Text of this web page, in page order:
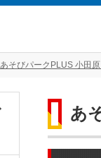
あそびパークPLUS 小田
あ